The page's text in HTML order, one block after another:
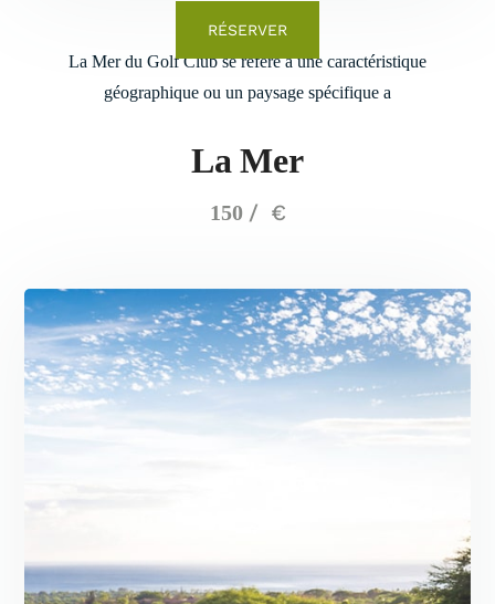
RÉSERVER
La Mer du Golf Club se réfère à une caractéristique
géographique ou un paysage spécifique a
La Mer
150 €